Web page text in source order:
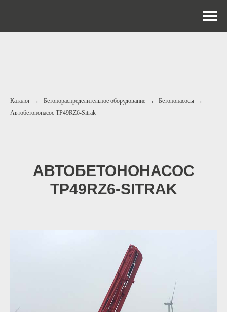
Каталог → Бетонораспределительное оборудование → Бетононасосы →
Автобетононасос TP49RZ6-Sitrak
АВТОБЕТОНОНАСОС
TP49RZ6-SITRAK